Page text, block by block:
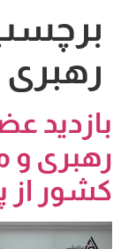
رهبری
بازدید
رهبری و
کشور از